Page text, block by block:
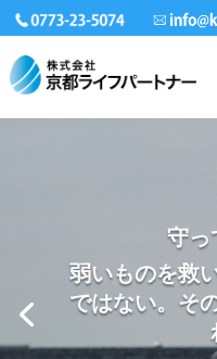
守っ
弱いものを救
ではない。そ